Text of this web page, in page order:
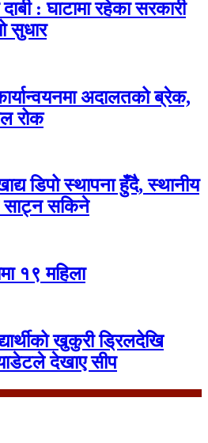
: घाटामा रहेका सरकारी
सुधार
अदालतको ब्रेक,
रोक
डिपो स्थापना हुँदै, स्थानीय
साट्न सकिने
१९ महिला
खुकुरी ड्रिलदेखि
देखाए सीप